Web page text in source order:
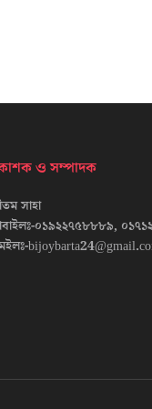
ও সম্পাদক
সাহা
০১৯২২৭৫৮৮৮৯,